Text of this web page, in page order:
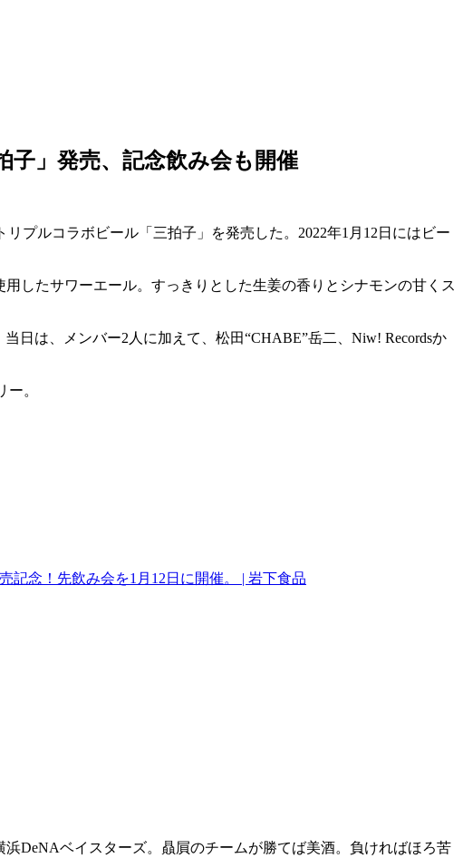
」発売、記念飲み会も開催
プルコラボビール「三拍子」を発売した。2022年1月12日にはビー
したサワーエール。すっきりとした生姜の香りとシナモンの甘くス
日は、メンバー2人に加えて、松田“CHABE”岳二、Niw! Recordsか
。
記念！先飲み会を1月12日に開催。 | 岩下食品
DeNAベイスターズ。贔屓のチームが勝てば美酒。負ければほろ苦